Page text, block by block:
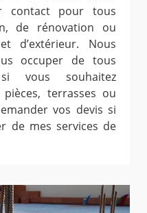
contact pour tous
de rénovation ou
d’extérieur. Nous
occuper de tous
vous souhaitez
terrasses ou
vos devis si
de mes services de